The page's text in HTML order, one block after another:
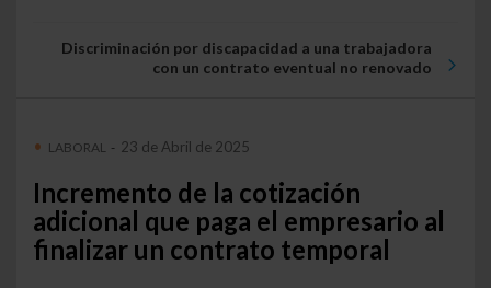
Discriminación por discapacidad a una trabajadora
con un contrato eventual no renovado
LABORAL - 23 de Abril de 2025
Incremento de la cotización
adicional que paga el empresario al
finalizar un contrato temporal